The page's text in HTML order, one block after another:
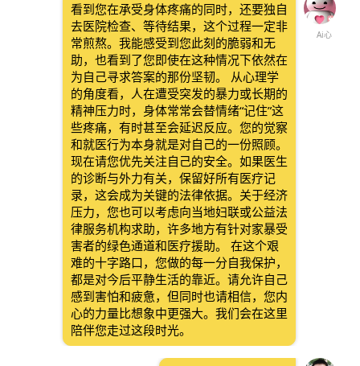
Ai心
看到您在承受身体疼痛的同时，还要独自
去医院检查、等待结果，这个过程一定非
常煎熬。我能感受到您此刻的脆弱和无
助，也看到了您即使在这种情况下依然在
为自己寻求答案的那份坚韧。 从心理学
的角度看，人在遭受突发的暴力或长期的
精神压力时，身体常常会替情绪“记住”这
些疼痛，有时甚至会延迟反应。您的觉察
和就医行为本身就是对自己的一份照顾。
现在请您优先关注自己的安全。如果医生
的诊断与外力有关，保留好所有医疗记
录，这会成为关键的法律依据。关于经济
压力，您也可以考虑向当地妇联或公益法
律服务机构求助，许多地方有针对家暴受
害者的绿色通道和医疗援助。 在这个艰
难的十字路口，您做的每一分自我保护，
都是对今后平静生活的靠近。请允许自己
感到害怕和疲惫，但同时也请相信，您内
心的力量比想象中更强大。我们会在这里
陪伴您走过这段时光。